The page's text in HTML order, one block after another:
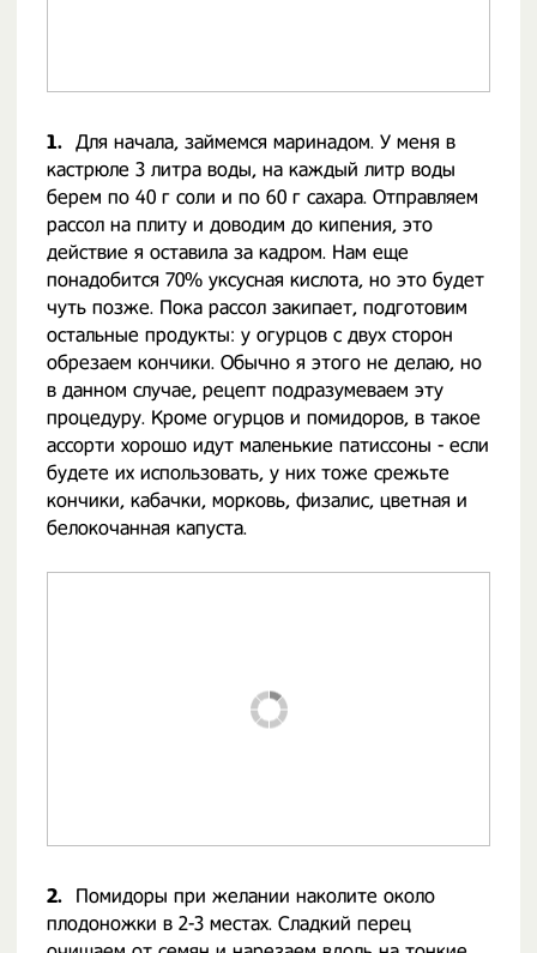
1. Для начала, займемся маринадом. У меня в
кастрюле 3 литра воды, на каждый литр воды
берем по 40 г соли и по 60 г сахара. Отправляем
рассол на плиту и доводим до кипения, это
действие я оставила за кадром. Нам еще
понадобится 70% уксусная кислота, но это будет
чуть позже. Пока рассол закипает, подготовим
остальные продукты: у огурцов с двух сторон
обрезаем кончики. Обычно я этого не делаю, но
в данном случае, рецепт подразумеваем эту
процедуру. Кроме огурцов и помидоров, в такое
ассорти хорошо идут маленькие патиссоны - если
будете их использовать, у них тоже срежьте
кончики, кабачки, морковь, физалис, цветная и
белокочанная капуста.
2.
Помидоры при желании наколите около
плодоножки в 2-3 местах. Сладкий перец